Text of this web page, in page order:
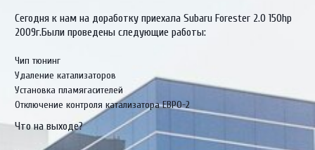
Сегодня к нам на доработку приехала Subaru Forester 2.0 150hp
2009г.Были проведены следующие работы:
Чип тюнинг
Удаление катализаторов
Установка пламягасителей
Отключение контроля катализатора ЕВРО-2
Что на выходе?